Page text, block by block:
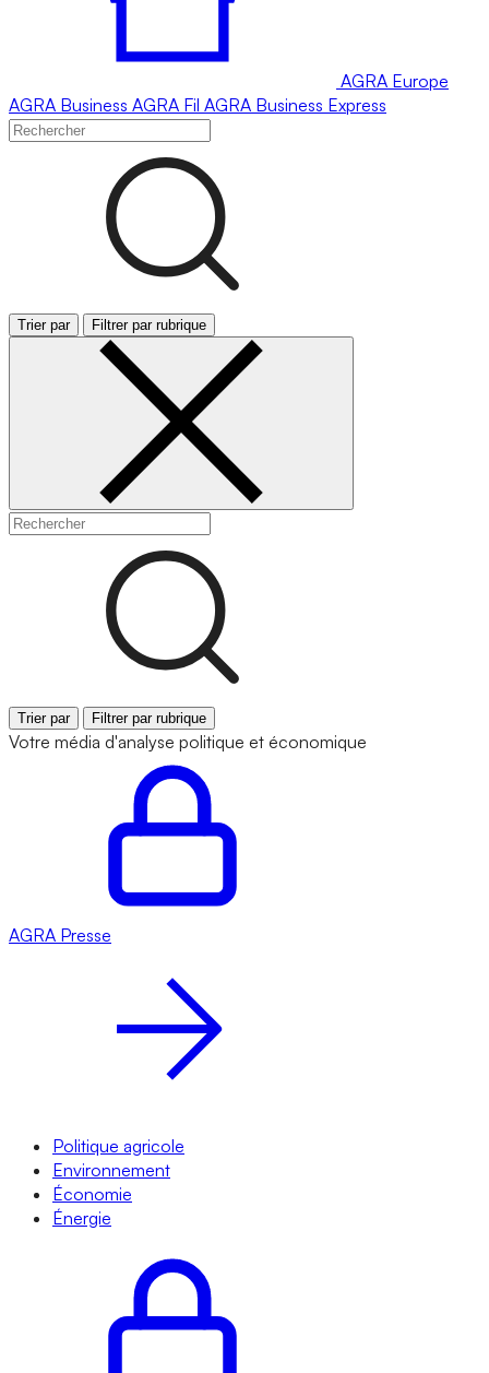
AGRA Europe
AGRA Business AGRA Fil AGRA Business Express
Trier par Filtrer par rubrique
Trier par Filtrer par rubrique
Votre média d'analyse politique et économique
AGRA Presse
Politique agricole
Environnement
Économie
Énergie